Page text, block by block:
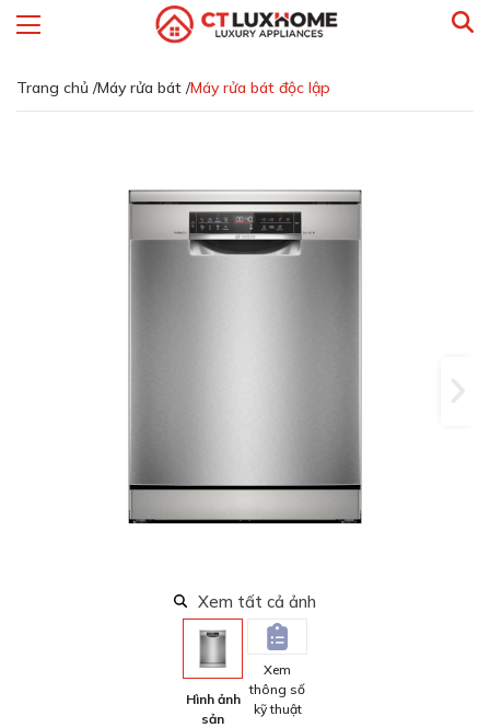
Trang chủ /Máy rửa bát /Máy rửa bát độc lập
Xem tất cả ảnh
Hình ảnh
sản
Xem
thông số
kỹ thuật